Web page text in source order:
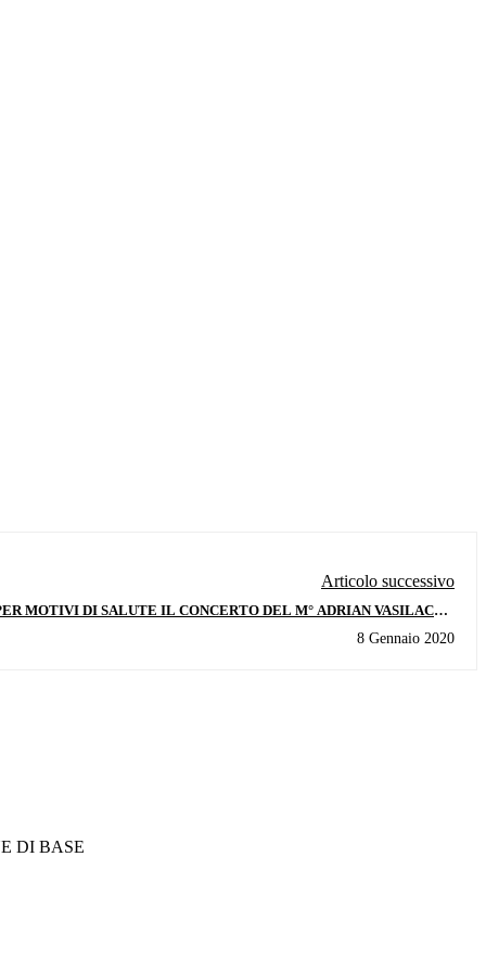
Articolo successivo
MOTIVI DI SALUTE IL CONCERTO DEL M° ADRIAN VASILACHE
8 Gennaio 2020
DI BASE